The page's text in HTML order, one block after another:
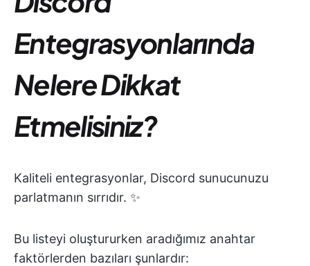
Entegrasyonlarında
Nelere Dikkat
Etmelisiniz?
Kaliteli entegrasyonlar, Discord sunucunuzu
parlatmanın sırrıdır. ✨
Bu listeyi oluştururken aradığımız anahtar
faktörlerden bazıları şunlardır: